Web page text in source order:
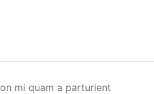
mi quam a parturient